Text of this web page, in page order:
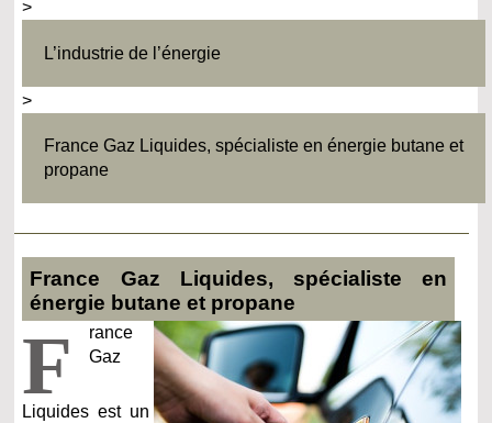
>
L’industrie de l’énergie
>
France Gaz Liquides, spécialiste en énergie butane et
propane
France Gaz Liquides, spécialiste en
énergie butane et propane
F
rance
Gaz
Liquides est un